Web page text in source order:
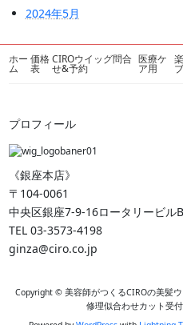
2024年5月
ホー
ム
価格
表
CIROウイッグ問合
せ&予約
医療ケ
ア用
プロフィール
《銀座本店》
〒104-0061
中央区銀座7-9-16ロータリービル
TEL 03-3573-4198
ginza@ciro.co.jp
Copyright © 美容師がつくるCIROの美髪
修理似合わせカット受